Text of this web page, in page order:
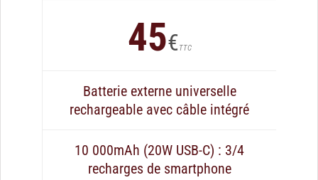
45€ TTC
Batterie externe universelle
rechargeable avec câble intégré
10 000mAh (20W USB-C) : 3/4
recharges de smartphone